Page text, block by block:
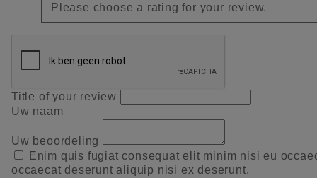
Please choose a rating for your review.
Title of your review
Uw naam
Uw beoordeling
Enim quis fugiat consequat elit minim nisi eu
occaecat deserunt aliquip nisi ex deserunt.